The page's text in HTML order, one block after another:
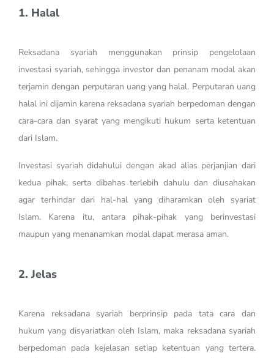
1. Halal
Reksadana syariah menggunakan prinsip pengelolaan
investasi syariah, sehingga investor dan penanam modal akan
terjamin dengan perputaran uang yang halal. Perputaran uang
halal ini dijamin karena reksadana syariah berpedoman dengan
cara-cara dan syarat yang mengikuti hukum serta ketentuan
dari Islam.
Investasi syariah didahului dengan akad alias perjanjian dari
kedua pihak, serta dibahas terlebih dahulu dan diusahakan
agar terhindar dari hal-hal yang diharamkan oleh syariat
Islam. Karena itu, antara pihak-pihak yang berinvestasi
maupun yang menanamkan modal dapat merasa aman.
2. Jelas
Karena reksadana syariah berprinsip pada tata cara dan
hukum yang disyariatkan oleh Islam, maka reksadana syariah
berpedoman pada kejelasan setiap ketentuan yang tertera.